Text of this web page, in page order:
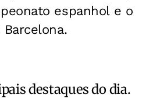
espanhol e o
destaques do dia.